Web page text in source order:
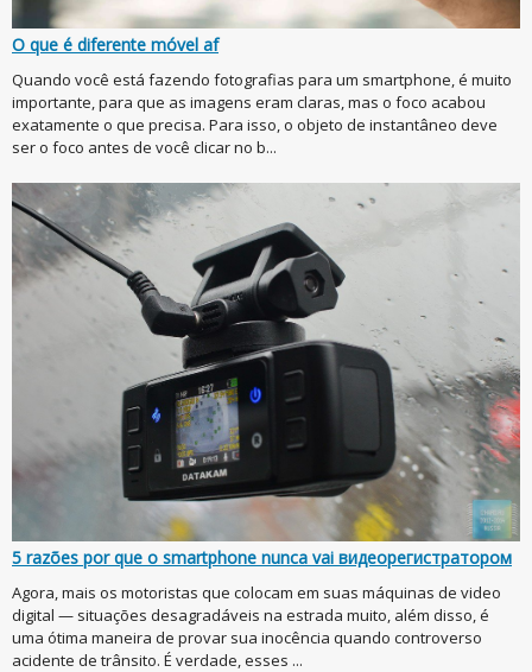
O que é diferente móvel af
Quando você está fazendo fotografias para um smartphone, é muito
importante, para que as imagens eram claras, mas o foco acabou
exatamente o que precisa. Para isso, o objeto de instantâneo deve
ser o foco antes de você clicar no b...
5 razões por que o smartphone nunca vai видеорегистратором
Agora, mais os motoristas que colocam em suas máquinas de video
digital — situações desagradáveis na estrada muito, além disso, é
uma ótima maneira de provar sua inocência quando controverso
acidente de trânsito. É verdade, esses ...